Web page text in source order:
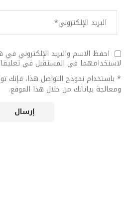
احفظ الاسم والبريد الإلكتروني
لاستخدامهما في المستقبل في
* باستخدام نموذج التواصل هذا، فإنك
ومعالجة بياناتك من خلال هذا الموقع.